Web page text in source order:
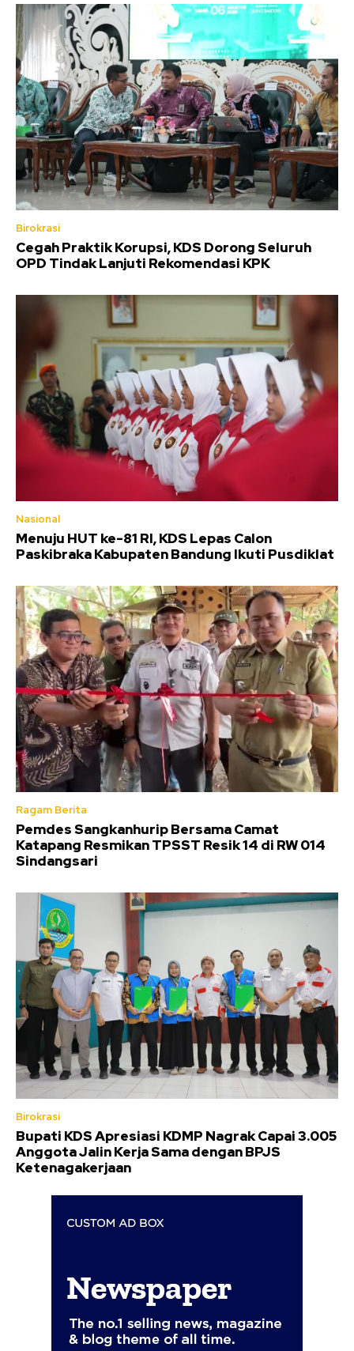
Birokrasi
Cegah Praktik Korupsi, KDS Dorong Seluruh
OPD Tindak Lanjuti Rekomendasi KPK
Nasional
Menuju HUT ke-81 RI, KDS Lepas Calon
Paskibraka Kabupaten Bandung Ikuti Pusdiklat
Ragam Berita
Pemdes Sangkanhurip Bersama Camat
Katapang Resmikan TPSST Resik 14 di RW 014
Sindangsari
Birokrasi
Bupati KDS Apresiasi KDMP Nagrak Capai 3.005
Anggota Jalin Kerja Sama dengan BPJS
Ketenagakerjaan